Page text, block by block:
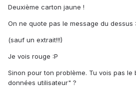
Deuxième carton jaune !
On ne quote pas le message du dessus
(sauf un extrait!!!)
Je vois rouge :P
Sinon pour ton problème. Tu vois pas
données utilisateur" ?